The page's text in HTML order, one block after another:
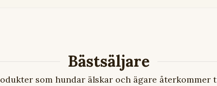
som hundar älskar och ägare återkommer